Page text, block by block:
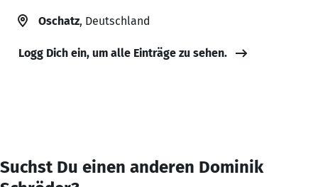
Oschatz, Deutschland
Logg Dich ein, um alle Einträge zu sehen.
Suchst Du einen anderen Dominik